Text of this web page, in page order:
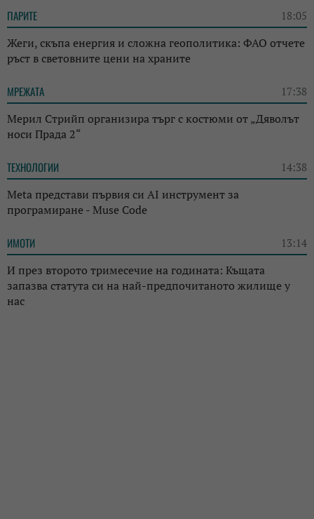
ПАРИТЕ 18:05
Жеги, скъпа енергия и сложна геополитика: ФАО отчете
ръст в световните цени на храните
МРЕЖАТА 17:38
Мерил Стрийп организира търг с костюми от „Дяволът
носи Прада 2“
ТЕХНОЛОГИИ 14:38
Meta представи първия си AI инструмент за
програмиране - Muse Code
ИМОТИ 13:14
И през второто тримесечие на годината: Къщата
запазва статута си на най-предпочитаното жилище у
нас